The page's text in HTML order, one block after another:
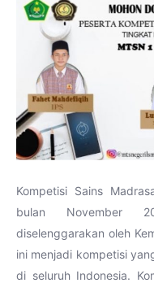
Kompetisi Sains
bulan November
diselenggarakan oleh
ini menjadi kompetisi
di seluruh Indonesia.